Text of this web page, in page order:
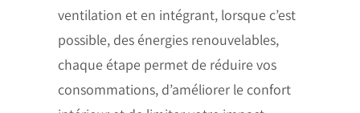
ventilation et en intégrant, lorsque c’est
possible, des énergies renouvelables,
chaque étape permet de réduire vos
consommations, d’améliorer le confort